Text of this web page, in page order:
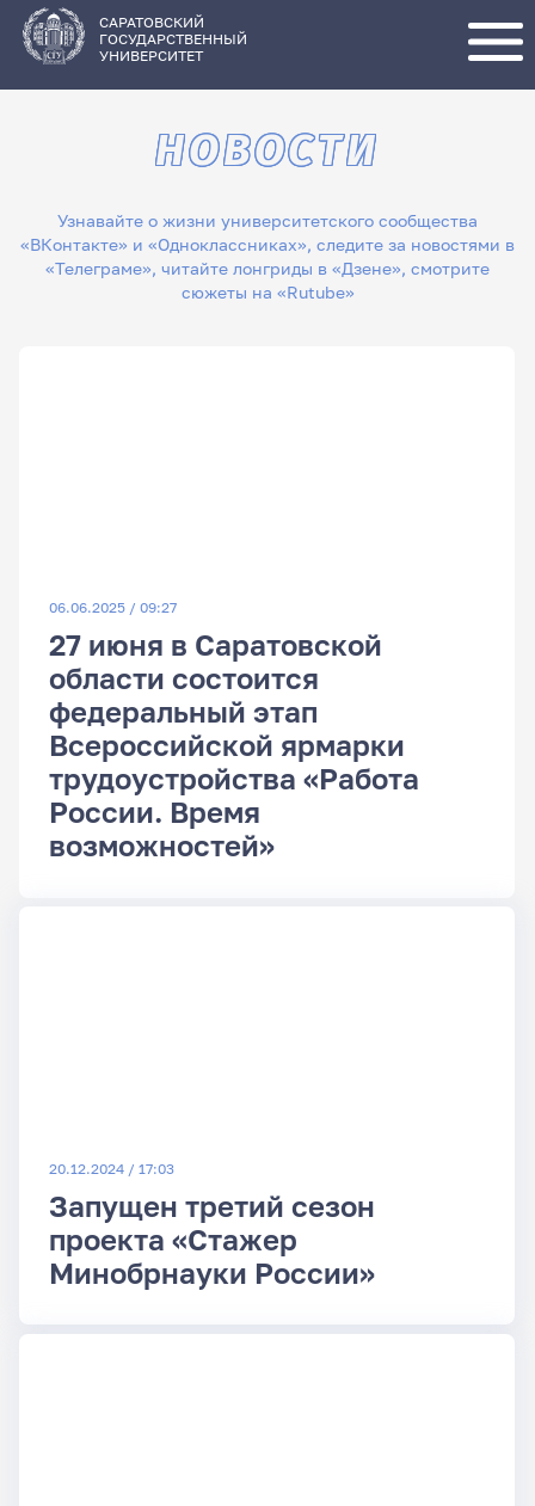
основному
содержанию
САРАТОВСКИЙ
ГОСУДАРСТВЕННЫЙ
УНИВЕРСИТЕТ
Узнавайте о жизни университетского сообщества
«ВКонтакте» и «Одноклассниках», следите за новостями в
«Телеграме», читайте лонгриды в «Дзене», смотрите
сюжеты на «Rutube»
НОВОСТИ
06.06.2025 / 09:27
27 июня в Саратовской
области состоится
федеральный этап
Всероссийской ярмарки
трудоустройства «Работа
России. Время
возможностей»
20.12.2024 / 17:03
Запущен третий сезон
проекта «Стажер
Минобрнауки России»